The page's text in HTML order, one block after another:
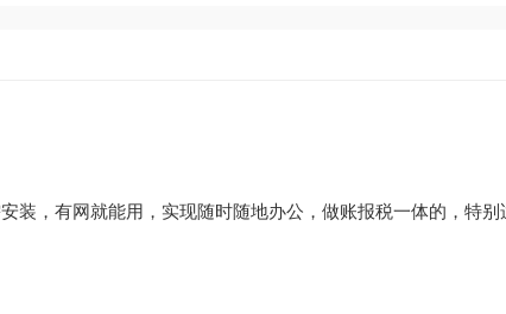
装，有网就能用，实现随时随地办公，做账报税一体的，特别